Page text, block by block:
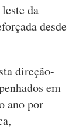
da
desde
direção-
em
ano por